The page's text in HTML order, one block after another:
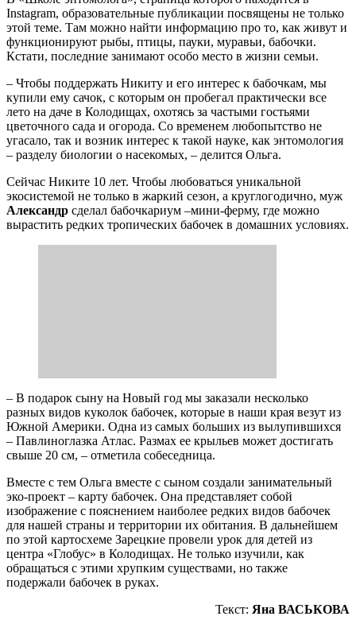
Instagram, образовательные публикации посвящены не только
этой теме. Там можно найти информацию про то, как живут и
функционируют рыбы, птицы, пауки, муравьи, бабочки.
Кстати, последние занимают особо место в жизни семьи.
– Чтобы поддержать Никиту и его интерес к бабочкам, мы
купили ему сачок, с которым он пробегал практически все
лето на даче в Колодищах, охотясь за частыми гостьями
цветочного сада и огорода. Со временем любопытство не
угасало, так и возник интерес к такой науке, как энтомология
– разделу биологии о насекомых, – делится Ольга.
Сейчас Никите 10 лет. Чтобы любоваться уникальной
экосистемой не только в жаркий сезон, а круглогодично, муж
Александр сделал бабочкариум –мини-ферму, где можно
вырастить редких тропических бабочек в домашних условиях.
– В подарок сыну на Новый год мы заказали несколько
разных видов куколок бабочек, которые в наши края везут из
Южной Америки. Одна из самых больших из вылупившихся
– Павлиноглазка Атлас. Размах ее крыльев может достигать
свыше 20 см, – отметила собеседница.
Вместе с тем Ольга вместе с сыном создали занимательный
эко-проект – карту бабочек. Она представляет собой
изображение с пояснением наиболее редких видов бабочек
для нашей страны и территории их обитания. В дальнейшем
по этой картосхеме Зарецкие провели урок для детей из
центра «Глобус» в Колодищах. Не только изучили, как
обращаться с этими хрупким существами, но также
подержали бабочек в руках.
Текст: Яна ВАСЬКОВА